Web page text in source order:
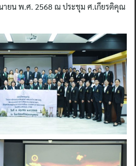
นายน พ.ศ. 2568 ณ ประชุม ศ.เกียรติคุณ